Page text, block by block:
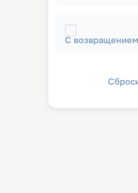
С возвращением